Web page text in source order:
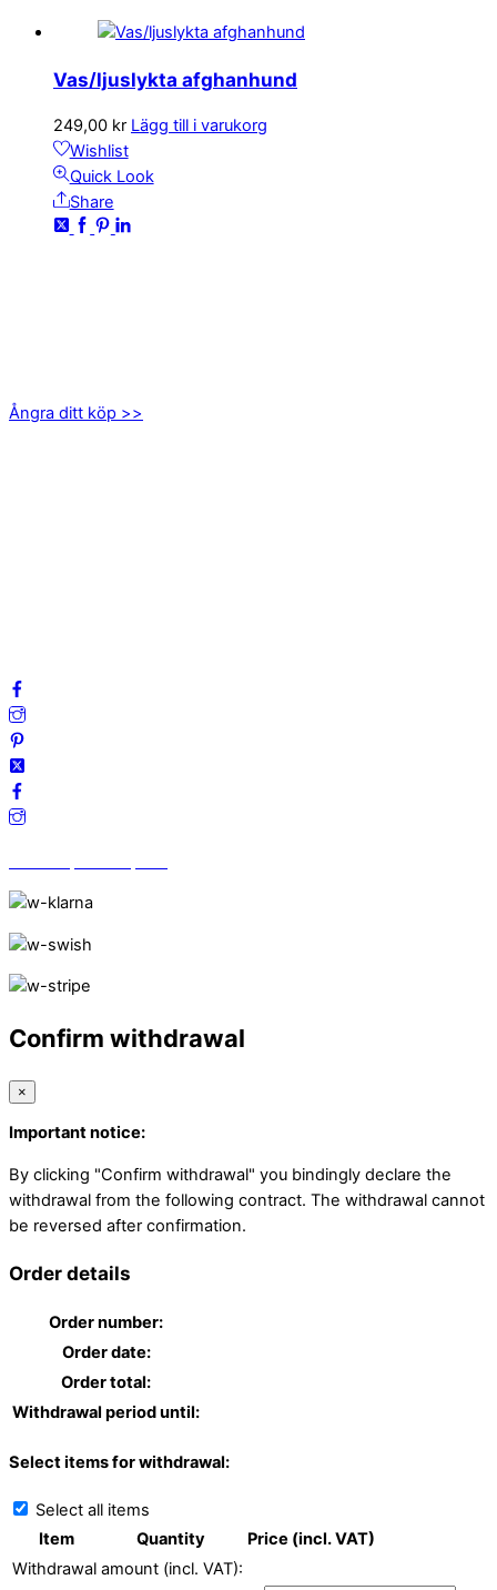
Vas/ljuslykta afghanhund
249,00 kr Lägg till i varukorg
Wishlist
Quick Look
Share
Ångra ditt köp >>
Confirm withdrawal
×
Important notice:
By clicking "Confirm withdrawal" you bindingly declare the
withdrawal from the following contract. The withdrawal cannot
be reversed after confirmation.
Order details
Order number:
Order date:
Order total:
Withdrawal period until:
Select items for withdrawal:
Select all items
Item
Quantity
Price (incl. VAT)
Withdrawal amount (incl. VAT):